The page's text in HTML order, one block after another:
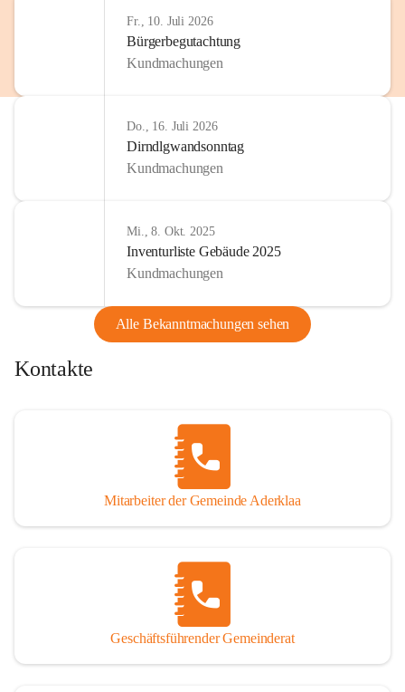
Fr., 10. Juli 2026
Bürgerbegutachtung
Kundmachungen
Do., 16. Juli 2026
Dirndlgwandsonntag
Kundmachungen
Mi., 8. Okt. 2025
Inventurliste Gebäude 2025
Kundmachungen
Alle Bekanntmachungen sehen
Kontakte
Mitarbeiter der Gemeinde Aderklaa
Geschäftsführender Gemeinderat